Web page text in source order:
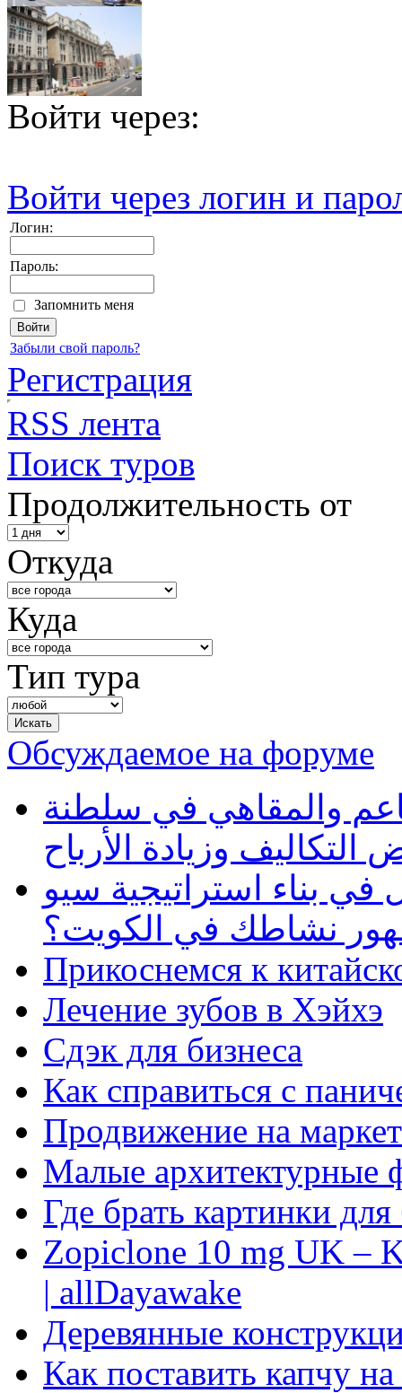
Войти через:
Войти через логин и
Логин:
Пароль:
Запомнить меня
Забыли свой пароль?
Регистрация
RSS лента
Поиск туров
Продолжительность от
Откуда
Куда
Тип тура
Обсуждаемое на форуме
والمقاهي في سلطنة
وزيادة الأرباح
بناء استراتيجية سيو
نشاطك في الكويت؟
Прикоснемся к
Лечение зубов в Хэйхэ
Сдэк для бизнеса
Как справиться с
Продвижение на
Малые архитектурные
Где брать картинки
Zopiclone 10 mg UK –
| allDayawake
Деревянные
Как поставить капчу